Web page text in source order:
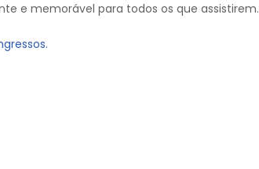
e memorável para todos os que assistirem.